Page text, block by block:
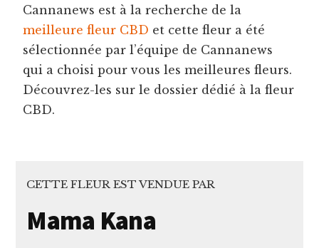
Cannanews est à la recherche de la
meilleure fleur CBD et cette fleur a été
sélectionnée par l’équipe de Cannanews
qui a choisi pour vous les meilleures fleurs.
Découvrez-les sur le dossier dédié à la fleur
CBD.
CETTE FLEUR EST VENDUE PAR
Mama Kana